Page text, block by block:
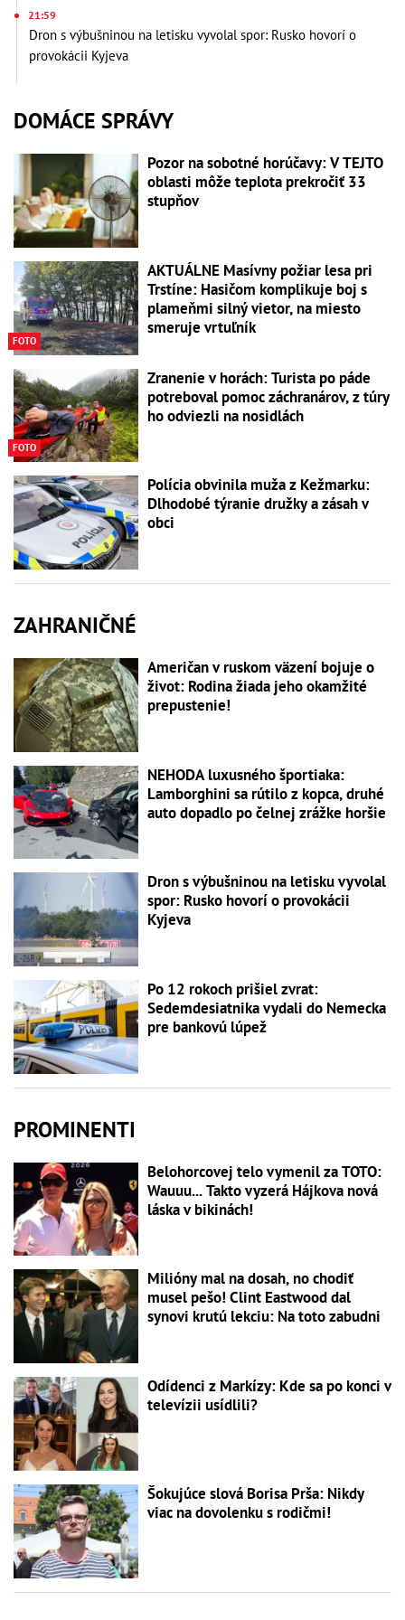
21:59
Dron s výbušninou na letisku vyvolal spor: Rusko hovorí o
provokácii Kyjeva
DOMÁCE SPRÁVY
Pozor na sobotné horúčavy: V TEJTO
oblasti môže teplota prekročiť 33
stupňov
FOTO
AKTUÁLNE Masívny požiar lesa pri
Trstíne: Hasičom komplikuje boj s
plameňmi silný vietor, na miesto
smeruje vrtuľník
FOTO
Zranenie v horách: Turista po páde
potreboval pomoc záchranárov, z túry
ho odviezli na nosidlách
Polícia obvinila muža z Kežmarku:
Dlhodobé týranie družky a zásah v
obci
ZAHRANIČNÉ
Američan v ruskom väzení bojuje o
život: Rodina žiada jeho okamžité
prepustenie!
NEHODA luxusného športiaka:
Lamborghini sa rútilo z kopca, druhé
auto dopadlo po čelnej zrážke horšie
Dron s výbušninou na letisku vyvolal
spor: Rusko hovorí o provokácii
Kyjeva
Po 12 rokoch prišiel zvrat:
Sedemdesiatnika vydali do Nemecka
pre bankovú lúpež
PROMINENTI
Belohorcovej telo vymenil za TOTO:
Wauuu... Takto vyzerá Hájkova nová
láska v bikinách!
Milióny mal na dosah, no chodiť
musel pešo! Clint Eastwood dal
synovi krutú lekciu: Na toto zabudni
Odídenci z Markízy: Kde sa po konci v
televízii usídlili?
Šokujúce slová Borisa Prša: Nikdy
viac na dovolenku s rodičmi!